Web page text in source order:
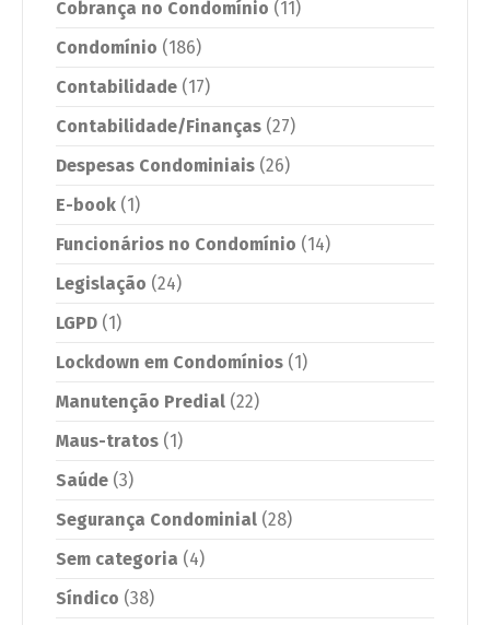
Cobrança no Condomínio (11)
Condomínio (186)
Contabilidade (17)
Contabilidade/Finanças (27)
Despesas Condominiais (26)
E-book (1)
Funcionários no Condomínio (14)
Legislação (24)
LGPD (1)
Lockdown em Condomínios (1)
Manutenção Predial (22)
Maus-tratos (1)
Saúde (3)
Segurança Condominial (28)
Sem categoria (4)
Síndico (38)